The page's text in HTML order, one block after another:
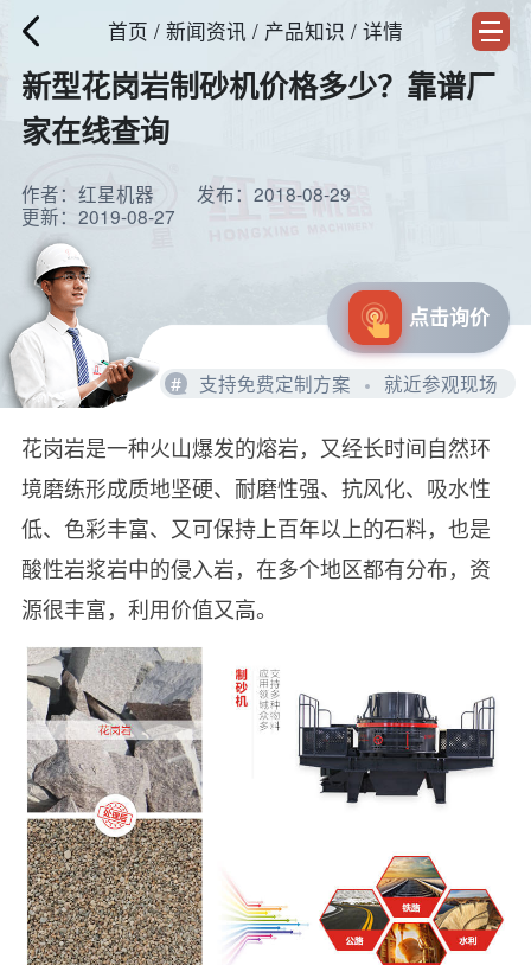
首页 / 新闻资讯 / 产品知识 / 详情
新型花岗岩制砂机价格多少？靠谱厂
家在线查询
作者：红星机器
发布：2018-08-29
更新：2019-08-27
点击询价
# 支持免费定制方案 就近参观现场
花岗岩是一种火山爆发的熔岩，又经长时间自然环
境磨练形成质地坚硬、耐磨性强、抗风化、吸水性
低、色彩丰富、又可保持上百年以上的石料，也是
酸性岩浆岩中的侵入岩，在多个地区都有分布，资
源很丰富，利用价值又高。